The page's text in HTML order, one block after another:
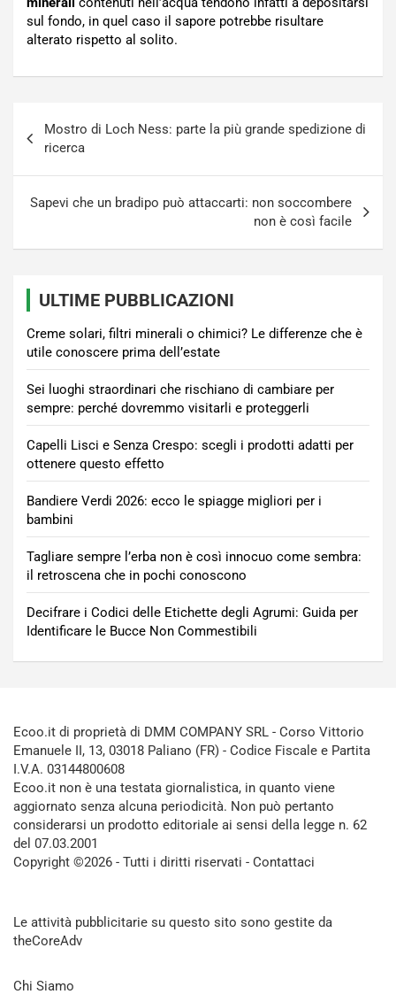
sul fondo, in quel caso il sapore potrebbe risultare
alterato rispetto al solito.
articoli
Mostro di Loch Ness: parte la più grande spedizione di
ricerca
Sapevi che un bradipo può attaccarti: non soccombere
non è così facile
ULTIME PUBBLICAZIONI
Creme solari, filtri minerali o chimici? Le differenze che è
utile conoscere prima dell’estate
Sei luoghi straordinari che rischiano di cambiare per
sempre: perché dovremmo visitarli e proteggerli
Capelli Lisci e Senza Crespo: scegli i prodotti adatti per
ottenere questo effetto
Bandiere Verdi 2026: ecco le spiagge migliori per i
bambini
Tagliare sempre l’erba non è così innocuo come sembra:
il retroscena che in pochi conoscono
Decifrare i Codici delle Etichette degli Agrumi: Guida per
Identificare le Bucce Non Commestibili
Ecoo.it di proprietà di DMM COMPANY SRL - Corso Vittorio
Emanuele II, 13, 03018 Paliano (FR) - Codice Fiscale e Partita
I.V.A. 03144800608
Ecoo.it non è una testata giornalistica, in quanto viene
aggiornato senza alcuna periodicità. Non può pertanto
considerarsi un prodotto editoriale ai sensi della legge n. 62
del 07.03.2001
Copyright ©2026 - Tutti i diritti riservati - Contattaci
Le attività pubblicitarie su questo sito sono gestite da
theCoreAdv
Chi Siamo